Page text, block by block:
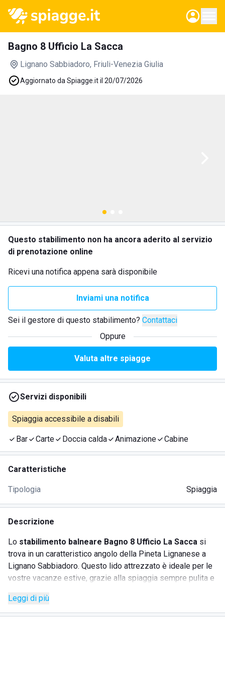
Bagno 8 Ufficio La Sacca
Lignano Sabbiadoro, Friuli-Venezia Giulia
Aggiornato da Spiagge.it il 20/07/2026
Questo stabilimento non ha ancora aderito al servizio
di prenotazione online
Ricevi una notifica appena sarà disponibile
Inviami una notifica
Sei il gestore di questo stabilimento? Contattaci
Oppure
Valuta altre spiagge
Servizi disponibili
Spiaggia accessibile a disabili
Bar Carte Doccia calda Animazione Cabine
Caratteristiche
Tipologia Spiaggia
Descrizione
Lo stabilimento balneare Bagno 8 Ufficio La Sacca si
trova in un caratteristico angolo della Pineta Lignanese a
Lignano Sabbiadoro. Questo lido attrezzato è ideale per le
vostre vacanze estive, grazie alla spiaggia sempre pulita e
bagnini disponibili. La struttura segue scrupolosamente le
normative di sicurezza post Covid-19, offrendo un
Leggi di più